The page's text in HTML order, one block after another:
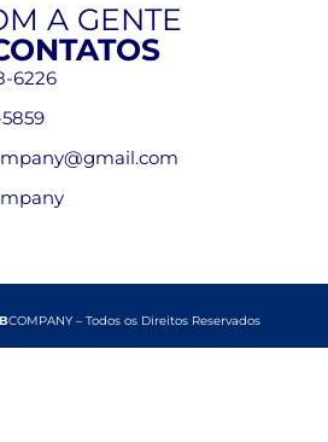
A GENTE
6226
5859
COMPANY – Todos os Direitos Reservados